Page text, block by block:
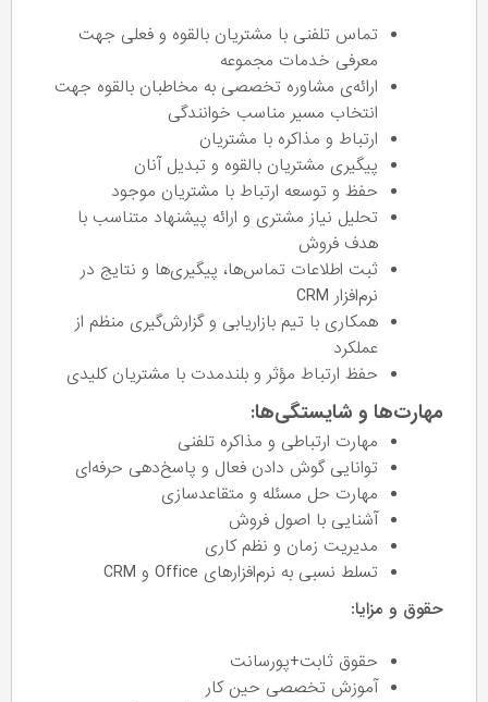
تماس تلفنی با مشتریان بالقوه و فعلی جهت
معرفی خدمات مجموعه
ارائه‌ی مشاوره تخصصی به مخاطبان بالقوه جهت
انتخاب مسیر مناسب خوانندگی
ارتباط و مذاکره با مشتریان
پیگیری مشتریان بالقوه و تبدیل آنان
حفظ و توسعه ارتباط با مشتریان موجود
تحلیل نیاز مشتری و ارائه پیشنهاد متناسب با
هدف فروش
ثبت اطلاعات تماس‌ها، پیگیری‌ها و نتایج در
نرم‌افزار CRM
همکاری با تیم بازاریابی و گزارش‌گیری منظم از
عملکرد
حفظ ارتباط مؤثر و بلندمدت با مشتریان کلیدی
مهارت‌ها و شایستگی‌ها:
مهارت ارتباطی و مذاکره تلفنی
توانایی گوش دادن فعال و پاسخ‌دهی حرفه‌ای
مهارت حل مسئله و متقاعدسازی
آشنایی با اصول فروش
مدیریت زمان و نظم کاری
تسلط نسبی به نرم‌افزارهای Office و CRM
حقوق و مزایا:
حقوق ثابت+پورسانت
آموزش تخصصی حین کار